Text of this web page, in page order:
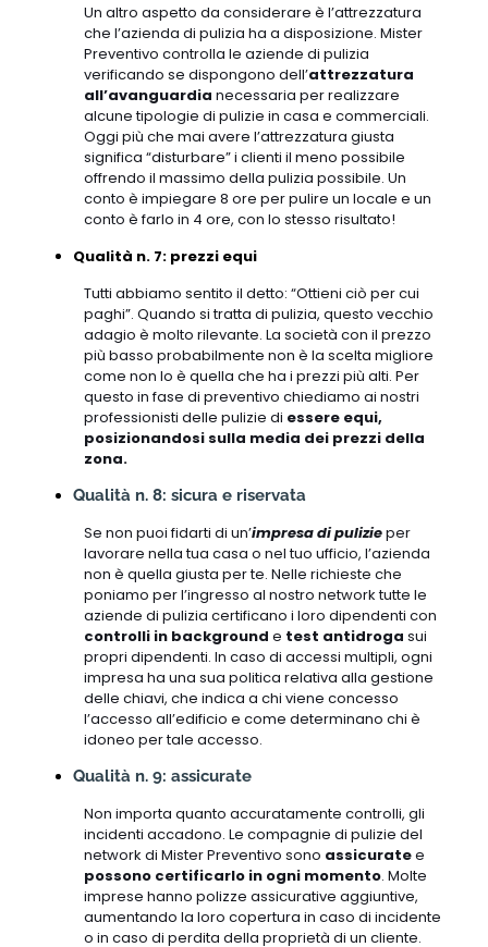
Un altro aspetto da considerare è l’attrezzatura
che l’azienda di pulizia ha a disposizione. Mister
Preventivo controlla le aziende di pulizia
verificando se dispongono dell’attrezzatura
all’avanguardia necessaria per realizzare
alcune tipologie di pulizie in casa e commerciali.
Oggi più che mai avere l’attrezzatura giusta
significa “disturbare” i clienti il meno possibile
offrendo il massimo della pulizia possibile. Un
conto è impiegare 8 ore per pulire un locale e un
conto è farlo in 4 ore, con lo stesso risultato!
Qualità n. 7: prezzi equi
Tutti abbiamo sentito il detto: “Ottieni ciò per cui
paghi”. Quando si tratta di pulizia, questo vecchio
adagio è molto rilevante. La società con il prezzo
più basso probabilmente non è la scelta migliore
come non lo è quella che ha i prezzi più alti. Per
questo in fase di preventivo chiediamo ai nostri
professionisti delle pulizie di essere equi,
posizionandosi sulla media dei prezzi della
zona.
Qualità n. 8: sicura e riservata
Se non puoi fidarti di un’impresa di pulizieper
lavorare nella tua casa o nel tuo ufficio, l’azienda
non è quella giusta per te. Nelle richieste che
poniamo per l’ingresso al nostro network tutte le
aziende di pulizia certificano i loro dipendenti con
controlli in background e test antidroga sui
propri dipendenti. In caso di accessi multipli, ogni
impresa ha una sua politica relativa alla gestione
delle chiavi, che indica a chi viene concesso
l’accesso all’edificio e come determinano chi è
idoneo per tale accesso.
Qualità n. 9: assicurate
Non importa quanto accuratamente controlli, gli
incidenti accadono. Le compagnie di pulizie del
network di Mister Preventivo sono assicuratee
possono certificarlo in ogni momento. Molte
imprese hanno polizze assicurative aggiuntive,
aumentando la loro copertura in caso di incidente
o in caso di perdita della proprietà di un cliente.